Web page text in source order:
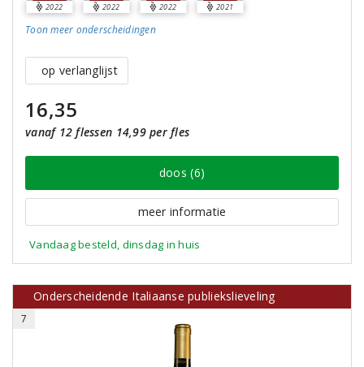
2022 2022 2022 2021
Toon meer onderscheidingen
op verlanglijst
16,35
vanaf 12 flessen 14,99 per fles
doos (6)
meer informatie
Vandaag besteld, dinsdag in huis
Onderscheidende Italiaanse publiekslieveling
7